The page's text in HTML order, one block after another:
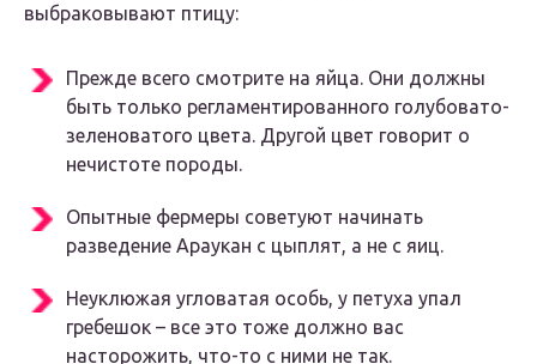
выбраковывают птицу:
Прежде всего смотрите на яйца. Они должны
быть только регламентированного голубовато-
зеленоватого цвета. Другой цвет говорит о
нечистоте породы.
Опытные фермеры советуют начинать
разведение Араукан с цыплят, а не с яиц.
Неуклюжая угловатая особь, у петуха упал
гребешок – все это тоже должно вас
насторожить, что-то с ними не так.